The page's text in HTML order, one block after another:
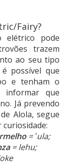
Fairy?
pode
trazem
ao seu tipo
possível que
e tenham o
que
Já prevendo
Alola, segue
curiosidade:
= ʻula;
= lehu;